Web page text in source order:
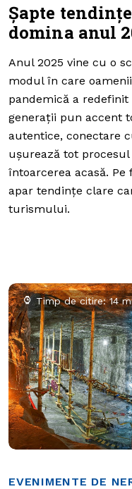
Șapte
domina anul
Anul 2025 vine cu o
modul în care
pandemică a
generații pun accent
autentice, conectare
ușurează tot
întoarcerea acasă.
apar tendințe clare
turismului.
Timp de citire: 14
EVENIMENTE DE